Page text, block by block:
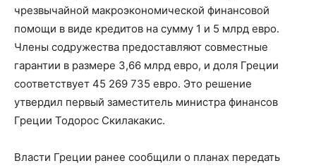
чрезвычайной макроэкономической финансовой
помощи в виде кредитов на сумму 1 и 5 млрд евро.
Члены содружества предоставляют совместные
гарантии в размере 3,66 млрд евро, и доля Греции
соответствует 45 269 735 евро. Это решение
утвердил первый заместитель министра финансов
Греции Тодорос Скилакакис.
Власти Греции ранее сообщили о планах передать